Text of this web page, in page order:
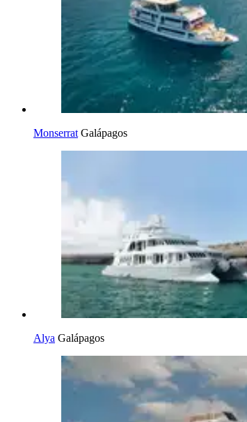
Monserrat Galápagos
Alya Galápagos